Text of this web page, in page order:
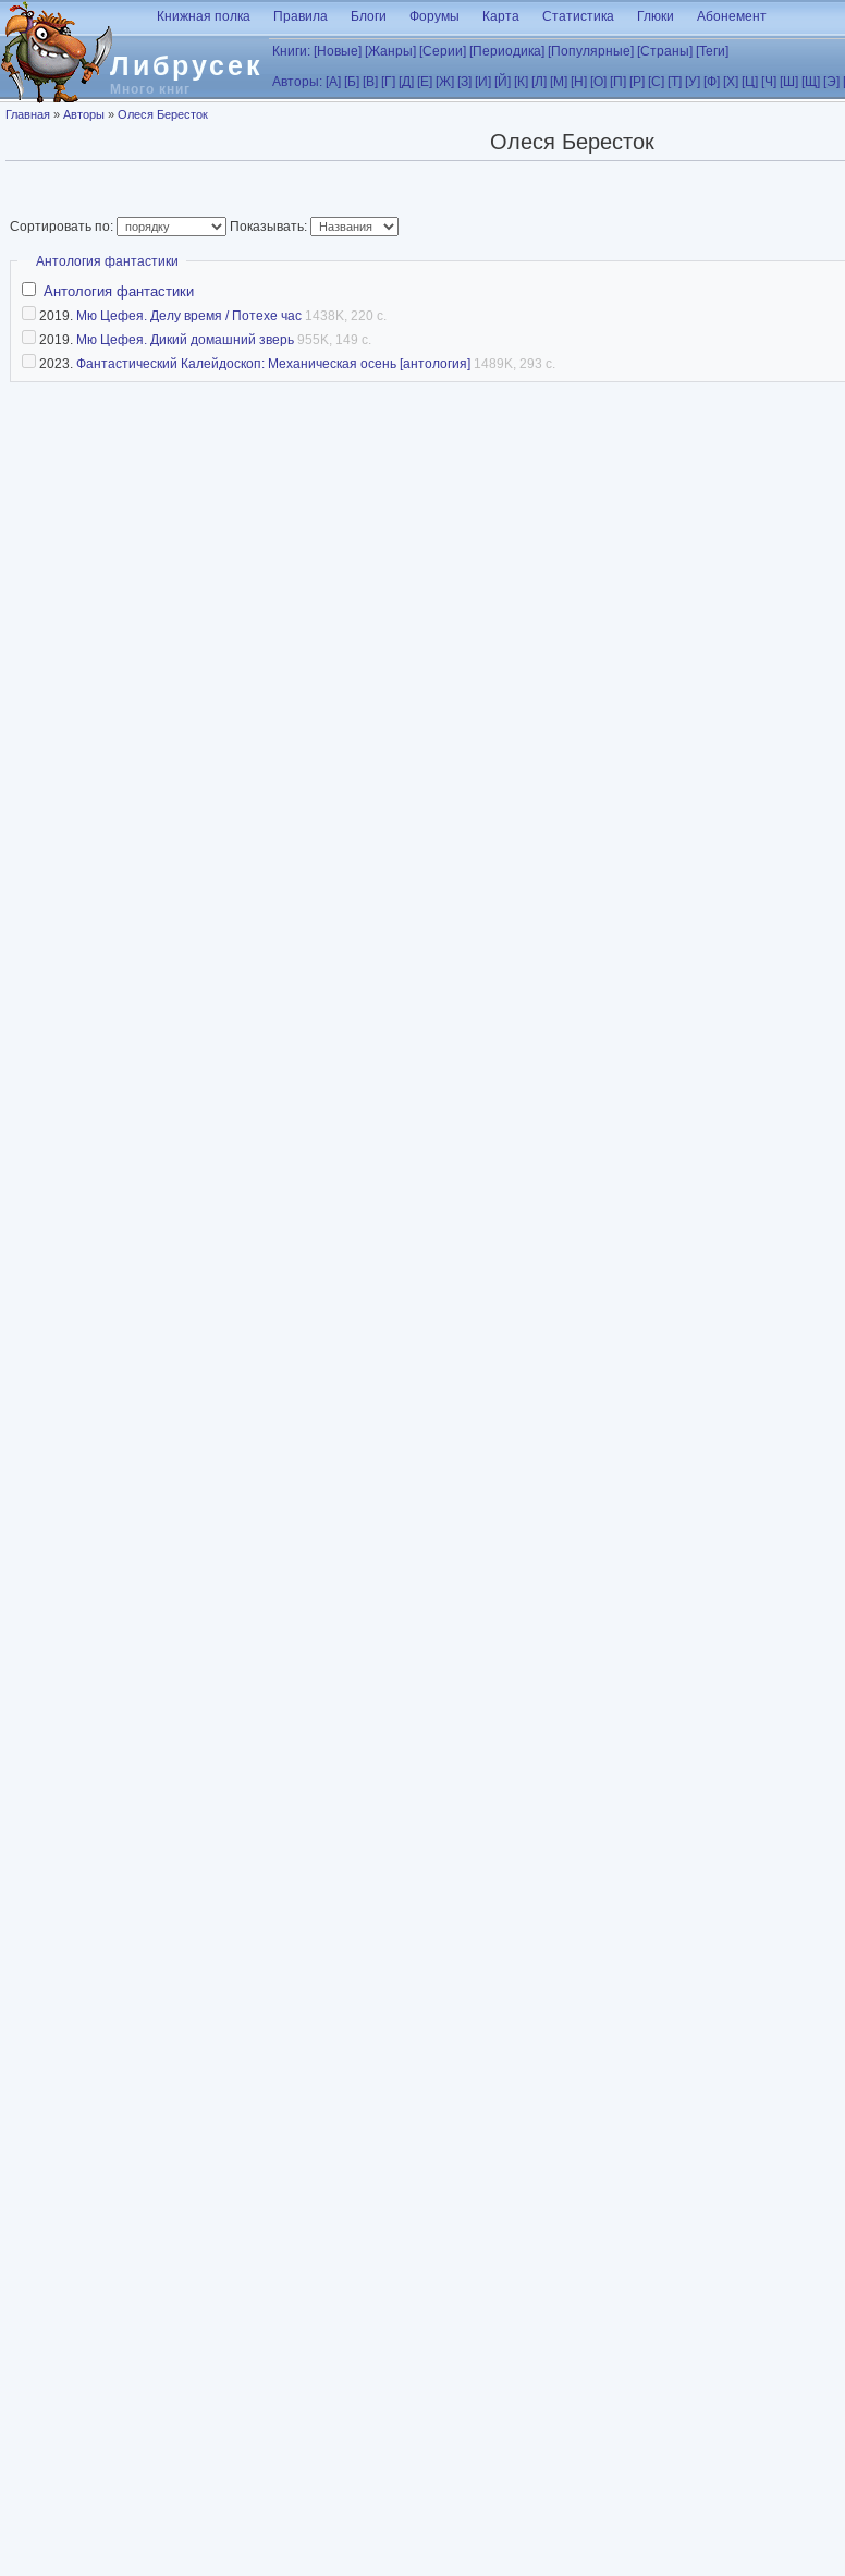
Перейти к основному содержанию
Либрусек
Много книг
Книжная полка Правила Блоги Форумы Карта Статистика Глюки Абонемент
Книги: [Новые] [Жанры] [Серии] [Периодика] [Популярные] [Страны] [Теги]
Авторы: [А] [Б] [В] [Г] [Д] [Е] [Ж] [З] [И] [Й] [К] [Л] [М] [Н] [О] [П] [Р] [С] [Т] [У] [Ф] [Х] [Ц] [Ч] [Ш] [Щ] [Э]
Вы здесь
Главная » Авторы » Олеся Бересток
Олеся Бересток
Сортировать по: Показывать:
Скрыть
Антология фантастики
Антология фантастики
2019. Мю Цефея. Делу время / Потехе час 1438K, 220 с.
2019. Мю Цефея. Дикий домашний зверь 955K, 149 с.
2023. Фантастический Калейдоскоп: Механическая осень [антология] 1489K, 293 с.